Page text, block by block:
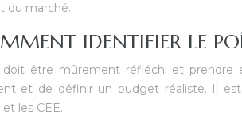
du marché.
IDENTIFIER LE
être mûrement réfléchi et prendre
et de définir un budget réaliste. Il
les CEE.